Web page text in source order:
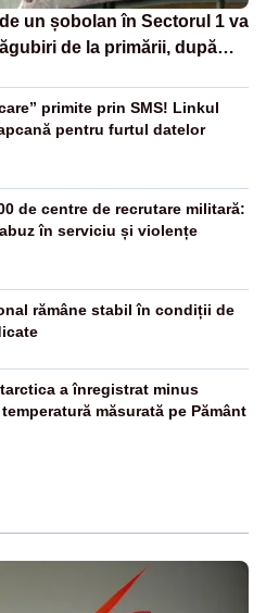
un șobolan în Sectorul 1 va
de la primării, după
primite prin SMS! Linkul
pentru furtul datelor
de centre de recrutare militară:
în serviciu și violențe
rămâne stabil în condiții de
a înregistrat minus
măsurată pe Pământ